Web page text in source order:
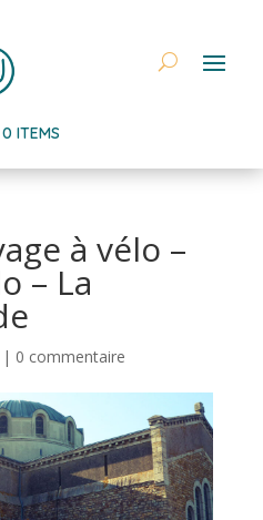
0 ITEMS
à vélo –
– La
0 commentaire